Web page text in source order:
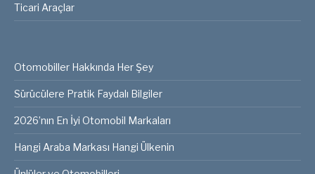
Ticari Araçlar
Otomobiller Hakkında Her Şey
Sürücülere Pratik Faydalı Bilgiler
2026’nın En İyi Otomobil Markaları
Hangi Araba Markası Hangi Ülkenin